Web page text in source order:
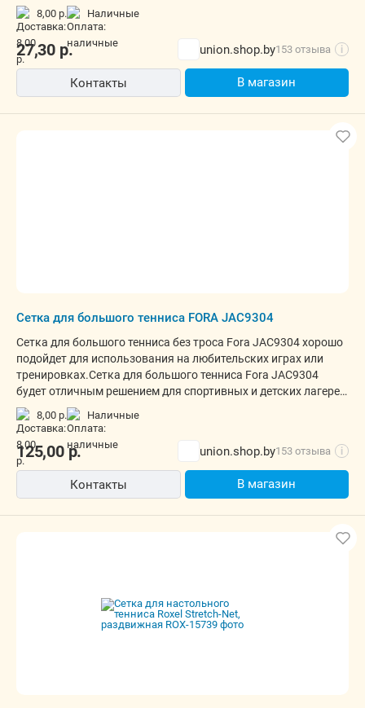
8,00 р. наличные
27,30 р. union.shop.by153 отзыва i
Контакты В магазин
Сетка для большого тенниса FORA JAC9304
Сетка для большого тенниса без троса Fora JAC9304 хорошо
подойдет для использования на любительских играх или
тренировках.Сетка для большого тенниса Fora JAC9304
будет отличным решением для спортивных и детских лагерей,
спортивных секций, школ, санаториев, профсоюзных
организаций и баз отдыха.
8,00 р. наличные
125,00р. union.shop.by153 отзыва i
Контакты В магазин